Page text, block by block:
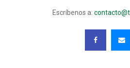
Escríbenos a: